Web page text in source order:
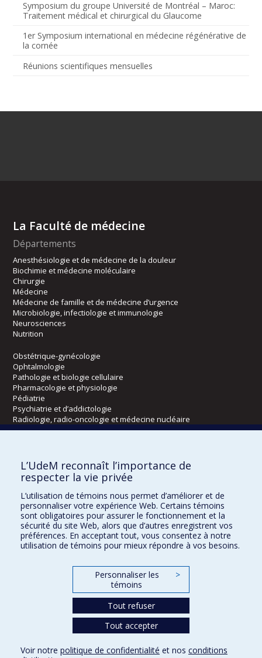
Symposium du groupe Université de Montréal – Maroc:
Traitement médical et chirurgical du Glaucome
1er Symposium international en médecine régénérative de
la cornée
Réunions scientifiques mensuelles
La Faculté de médecine
Départements
Anesthésiologie et de médecine de la douleur
Biochimie et médecine moléculaire
Chirurgie
Médecine
Médecine de famille et de médecine d’urgence
Microbiologie, infectiologie et immunologie
Neurosciences
Nutrition
Obstétrique-gynécologie
Ophtalmologie
Pathologie et biologie cellulaire
Pharmacologie et physiologie
Pédiatrie
Psychiatrie et d’addictologie
Radiologie, radio-oncologie et médecine nucléaire
Écoles
Kinésiologie et des sciences de l’activité physique
Orthophonie et audiologie
Réadaptation
Directions
DPC
CPASS
L’UdeM reconnaît l’importance de
respecter la vie privée
L’utilisation de témoins nous permet d’améliorer et de
personnaliser votre expérience Web. Certains témoins
sont obligatoires pour assurer le fonctionnement et la
sécurité du site Web, alors que d’autres enregistrent vos
préférences. En acceptant tout, vous consentez à notre
utilisation de témoins pour mieux répondre à vos besoins.
Personnaliser les
témoins
>
Tout refuser
Tout accepter
Voir notre politique de confidentialité et nos conditions